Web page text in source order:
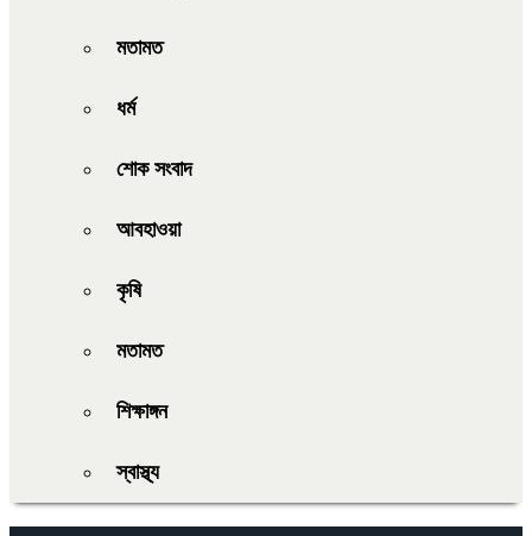
মতামত
ধর্ম
শোক সংবাদ
আবহাওয়া
কৃষি
মতামত
শিক্ষাঙ্গন
স্বাস্থ্য